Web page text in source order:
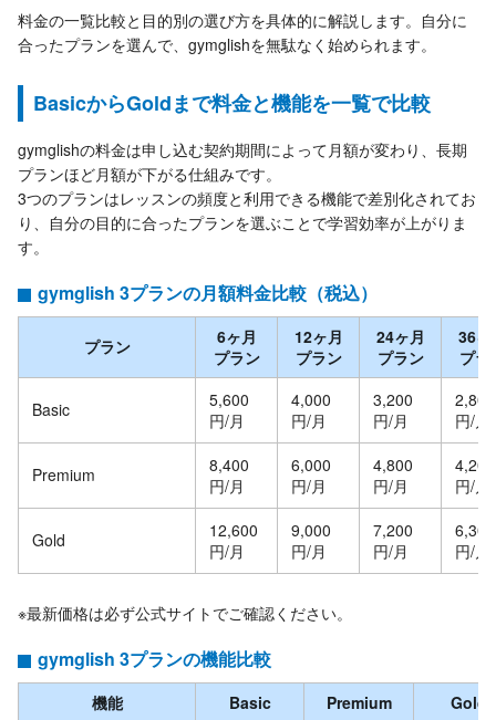
料金の一覧比較と目的別の選び方を具体的に解説します。自分に
合ったプランを選んで、gymglishを無駄なく始められます。
BasicからGoldまで料金と機能を一覧で比較
gymglishの料金は申し込む契約期間によって月額が変わり、長期
プランほど月額が下がる仕組みです。
3つのプランはレッスンの頻度と利用できる機能で差別化されてお
り、自分の目的に合ったプランを選ぶことで学習効率が上がりま
す。
gymglish 3プランの月額料金比較（税込）
プラン
6ヶ月
プラン
12ヶ月
プラン
24ヶ月
プラン
36ヶ
プラ
Basic
5,600
円/月
4,000
円/月
3,200
円/月
2,800
円/月
Premium
8,400
円/月
6,000
円/月
4,800
円/月
4,200
円/月
Gold
12,600
円/月
9,000
円/月
7,200
円/月
6,300
円/月
※最新価格は必ず公式サイトでご確認ください。
gymglish 3プランの機能比較
機能 Basic Premium
Gold